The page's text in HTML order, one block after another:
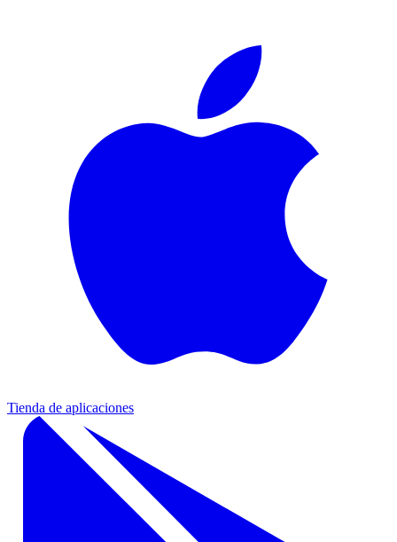
Tienda de aplicaciones